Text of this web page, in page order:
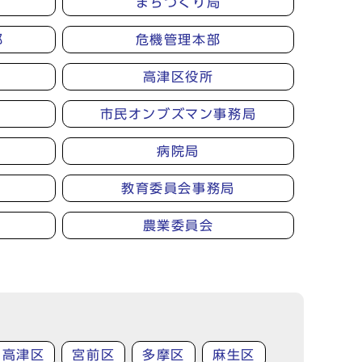
危機管理本部
高津区役所
市民オンブズマン事務局
病院局
教育委員会事務局
農業委員会
高津区 宮前区 多摩区 麻生区